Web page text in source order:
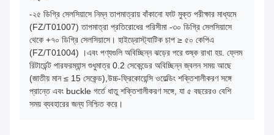
-২৫ ডিগ্রি সেলসিয়াসে নিম্ন তাপমাত্রায় বাঁকানো ফাট মুক্ত পরীক্ষার মাধ্যমে
(FZ/T01007) তাপমাত্রা প্রতিরোধের পরিসীমা -৩০ ডিগ্রি সেলসিয়াসে
থেকে +৭০ ডিগ্রি সেলসিয়াসে। হাইড্রোস্ট্যাটিক চাপ ≥ ৫০ কেপিএ
(FZ/T01004) ।এবং পণ্যগুলি অবিচ্ছিন্ন ঝড়ের পরে শুষ্ক রাখা হয়. ফ্লেম
রিটার্ডেন্ট পারফরম্যান্স শুধুমাত্র 0.2 সেকেন্ডের অবিচ্ছিন্ন জ্বলন সময় আছে
(জাতীয় মান ≤ 15 সেকেন্ড),উচ্চ-ফ্রিকোয়েন্সি ওয়েল্ডিং শক্তিশালীকরণ সঙ্গে
প্রান্তে এবং buckle গর্তে ধাতু শক্তিশালীকরণ সঙ্গে, যা ৫ বছরেরও বেশি
সময় ব্যবহারের জন্য নিশ্চিত করে।